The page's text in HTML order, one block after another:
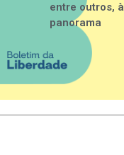
entre outros,
panorama